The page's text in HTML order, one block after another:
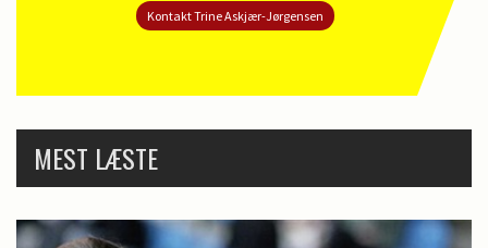
Kontakt Trine Askjær-Jørgensen
MEST LÆSTE